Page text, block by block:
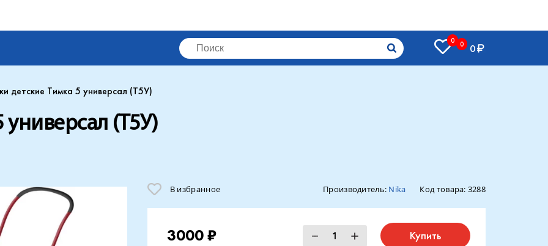
0 0 0
детские Тимка 5 универсал (Т5У)
универсал (Т5У)
В избранное Производитель: Nika Код товара: 3288
3000 ₽ Купить